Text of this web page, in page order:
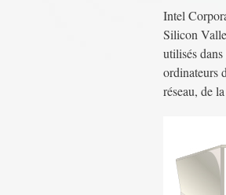
Intel
Silicon
utilisés
ordinateurs
réseau, de